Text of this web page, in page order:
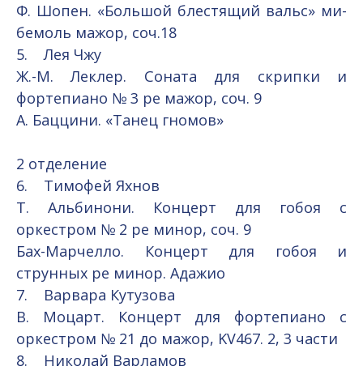
Ф. Шопен. «Большой блестящий вальс» ми-
бемоль мажор, соч.18
5. Лея Чжу
Ж.-М. Леклер. Соната для скрипки и
фортепиано № 3 ре мажор, соч. 9
А. Баццини. «Танец гномов»
2 отделение
6. Тимофей Яхнов
Т. Альбинони. Концерт для гобоя с
оркестром № 2 ре минор, соч. 9
Бах-Марчелло. Концерт для гобоя и
струнных ре минор. Адажио
7. Варвара Кутузова
В. Моцарт. Концерт для фортепиано с
оркестром № 21 до мажор, KV467. 2, 3 части
8. Николай Варламов